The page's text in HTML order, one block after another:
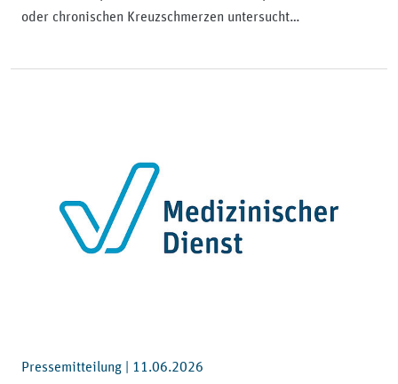
oder chronischen Kreuzschmerzen untersucht…
Pressemitteilung | 11.06.2026